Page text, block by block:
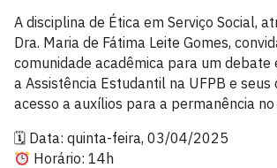
A disciplina de Ética em Serviço Social,
Dra. Maria de Fátima Leite Gomes,
comunidade acadêmica para um debate
a Assistência Estudantil na UFPB e seus
acesso a auxílios para a permanência
🗓 Data: quinta-feira, 03/04/2025
Horário: 14h